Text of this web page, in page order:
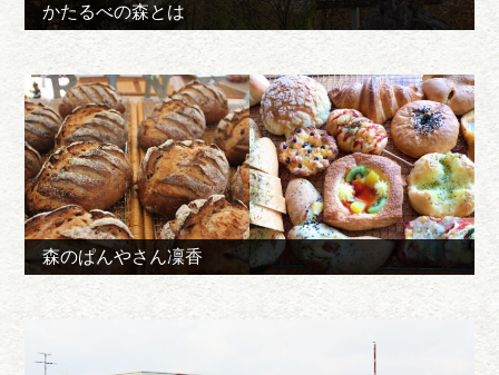
かたるべの森とは
森のぱんやさん凜香